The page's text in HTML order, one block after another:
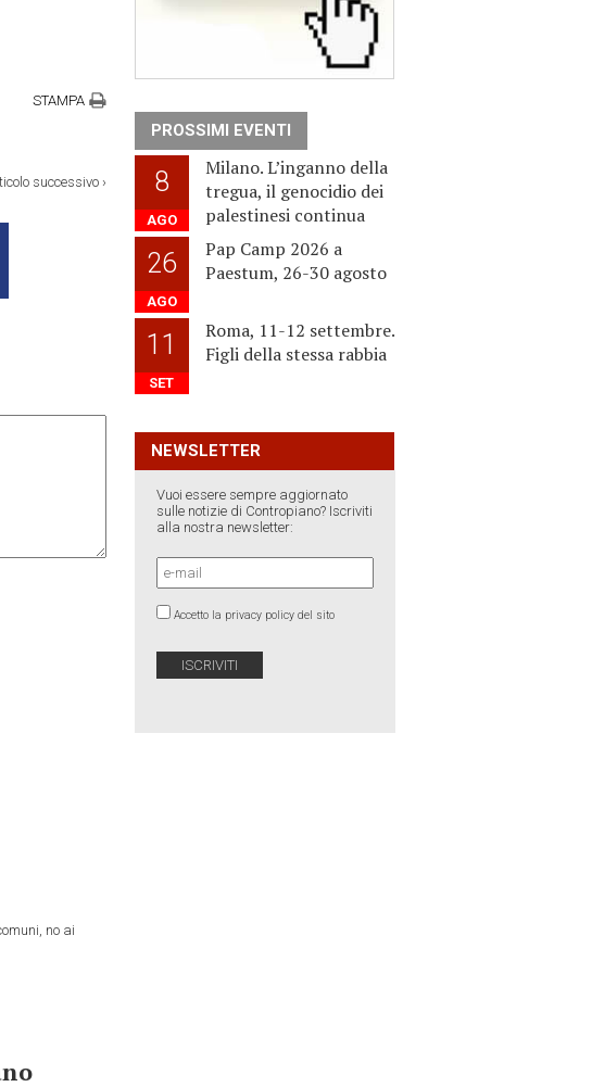
STAMPA
successivo ›
no ai
PROSSIMI EVENTI
8
AGO
Milano. L’inganno della
tregua, il genocidio dei
palestinesi continua
26
AGO
Pap Camp 2026 a
Paestum, 26-30 agosto
11
SET
Roma, 11-12 settembre.
Figli della stessa rabbia
NEWSLETTER
Vuoi essere sempre aggiornato
sulle notizie di Contropiano? Iscriviti
alla nostra newsletter:
Accetto la privacy policy del sito